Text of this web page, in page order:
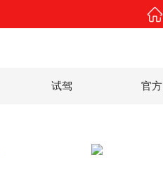
试驾 官方